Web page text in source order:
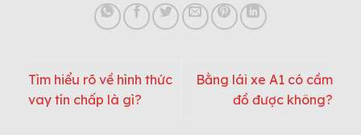
Tìm hiểu rõ về hình thức
vay tín chấp là gì?
Bằng lái xe A1 có cầm
đồ được không?